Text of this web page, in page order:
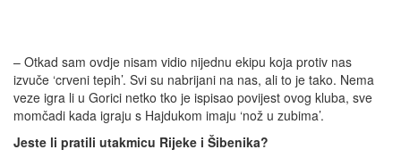
– Otkad sam ovdje nisam vidio nijednu ekipu koja protiv nas
izvuče ‘crveni tepih’. Svi su nabrijani na nas, ali to je tako. Nema
veze igra li u Gorici netko tko je ispisao povijest ovog kluba, sve
momčadi kada igraju s Hajdukom imaju ‘nož u zubima’.
Jeste li pratili utakmicu Rijeke i Šibenika?